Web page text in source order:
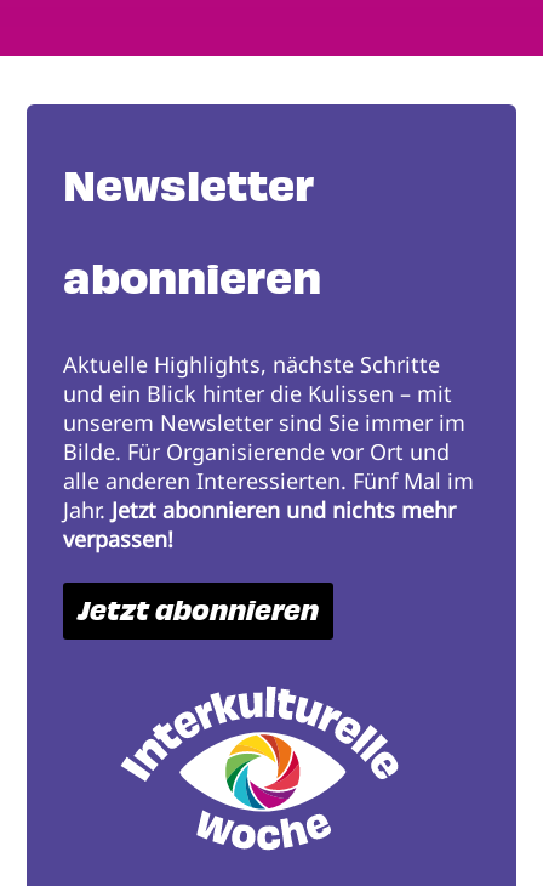
Newsletter
abonnieren
Aktuelle Highlights, nächste Schritte
und ein Blick hinter die Kulissen – mit
unserem Newsletter sind Sie immer im
Bilde. Für Organisierende vor Ort und
alle anderen Interessierten. Fünf Mal im
Jahr. Jetzt abonnieren und nichts mehr
verpassen!
Jetzt abonnieren